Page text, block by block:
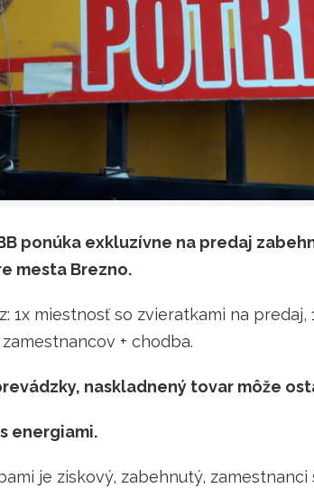
ponúka exkluzívne na predaj
mesta Brezno.
1x miestnosť so zvieratkami na
+ chodba.
naskladnený tovar môže
energiami.
je ziskový, zabehnutý, zamestnanci